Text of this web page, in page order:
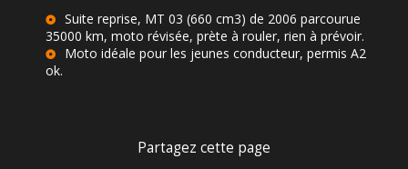
Suite reprise, MT 03 (660 cm3) de 2006 parcourue
35000 km, moto révisée, prète à rouler, rien à prévoir.
Moto idéale pour les jeunes conducteur, permis A2
ok.
Partagez cette page